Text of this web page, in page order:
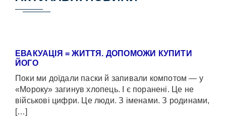
ЕВАКУАЦІЯ = ЖИТТЯ. ДОПОМОЖИ КУПИТИ
ЙОГО
Поки ми доїдали паски й запивали компотом — у
«Мороку» загинув хлопець. І є поранені. Це не
військові цифри. Це люди. З іменами. З родинами,
[…]